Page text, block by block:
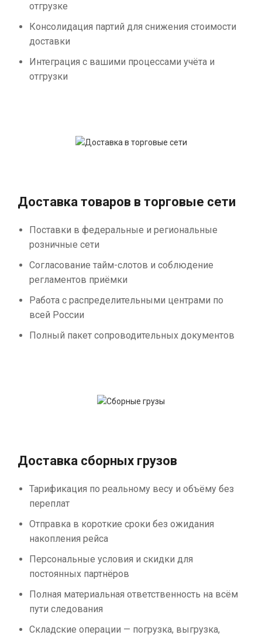
отгрузке
Консолидация партий для снижения стоимости
доставки
Интеграция с вашими процессами учёта и
отгрузки
Доставка товаров в торговые сети
Поставки в федеральные и региональные
розничные сети
Согласование тайм-слотов и соблюдение
регламентов приёмки
Работа с распределительными центрами по
всей России
Полный пакет сопроводительных документов
Доставка сборных грузов
Тарификация по реальному весу и объёму без
переплат
Отправка в короткие сроки без ожидания
накопления рейса
Персональные условия и скидки для
постоянных партнёров
Полная материальная ответственность на всём
пути следования
Складские операции — погрузка, выгрузка,